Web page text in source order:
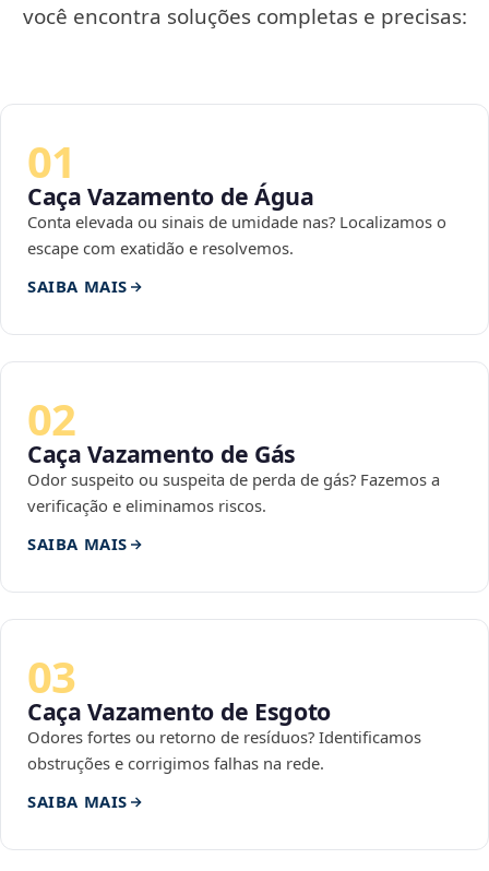
você encontra soluções completas e precisas:
01
Caça Vazamento de Água
Conta elevada ou sinais de umidade nas? Localizamos o
escape com exatidão e resolvemos.
SAIBA MAIS
02
Caça Vazamento de Gás
Odor suspeito ou suspeita de perda de gás? Fazemos a
verificação e eliminamos riscos.
SAIBA MAIS
03
Caça Vazamento de Esgoto
Odores fortes ou retorno de resíduos? Identificamos
obstruções e corrigimos falhas na rede.
SAIBA MAIS